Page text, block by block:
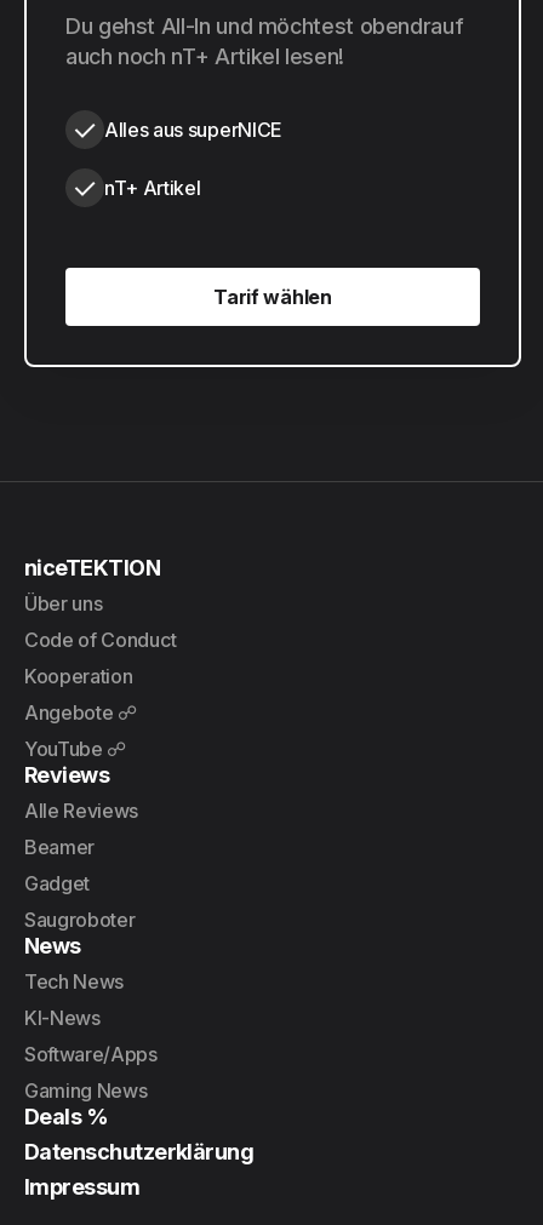
20 $ pro Jahr
Du gehst All-In und möchtest obendrauf
auch noch nT+ Artikel lesen!
Alles aus superNICE
nT+ Artikel
Tarif wählen
Tarif wählen
niceTEKTION
Über uns
Code of Conduct
Kooperation
Angebote ☍
YouTube ☍
Reviews
Alle Reviews
Beamer
Gadget
Saugroboter
News
Tech News
KI-News
Software/Apps
Gaming News
Deals %
Datenschutzerklärung
Impressum